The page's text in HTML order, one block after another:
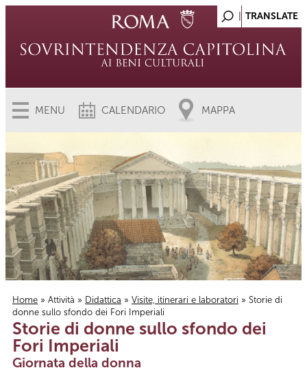
MENU CALENDARIO MAPPA
Tu sei qui
Home » Attività » Didattica » Visite, itinerari e laboratori » Storie di
donne sullo sfondo dei Fori Imperiali
Storie di donne sullo sfondo dei
Fori Imperiali
Giornata della donna